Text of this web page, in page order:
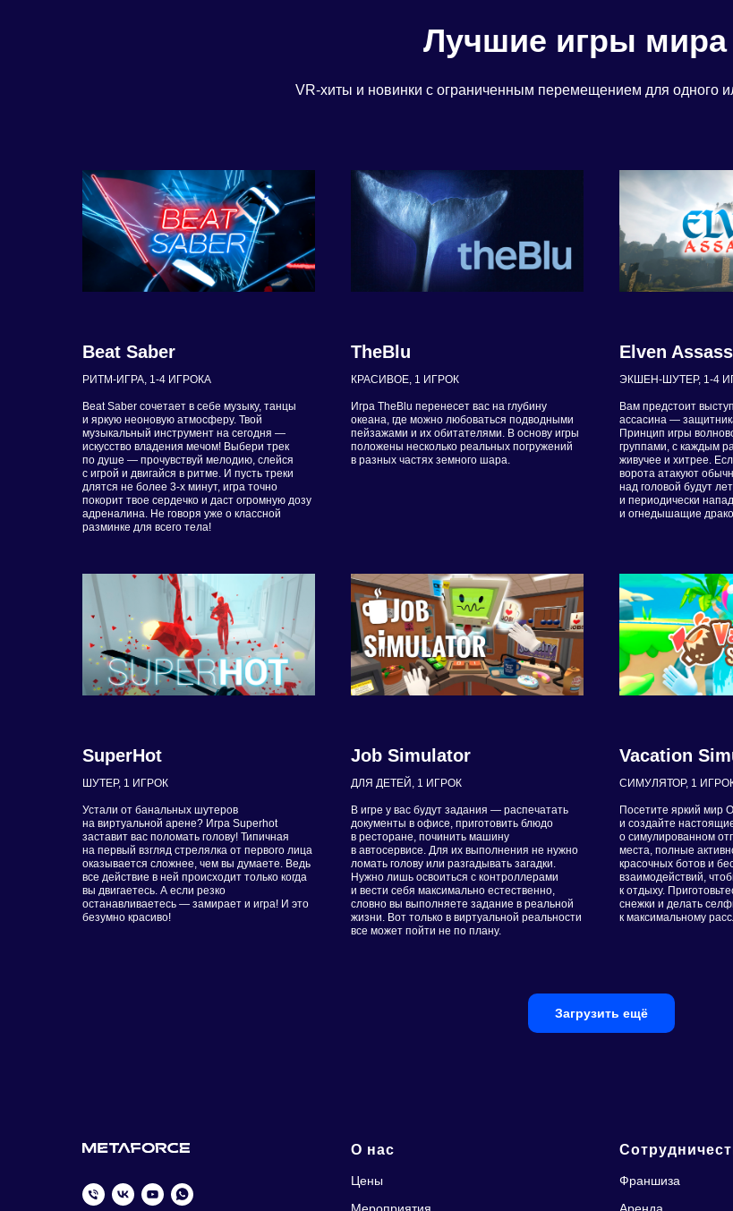
Лучшие игры мира
VR-хиты и новинки с ограниченным перемещением для одного
Beat Saber
РИТМ-ИГРА, 1-4 ИГРОКA
Beat Saber сочетает в себе музыку, танцы
и яркую неоновую атмосферу. Твой
музыкальный инструмент на сегодня —
искусство владения мечом! Выбери трек
по душе — прочувствуй мелодию, слейся
с игрой и двигайся в ритме. И пусть треки
длятся не более 3-х минут, игра точно
покорит твое сердечко и даст огромную дозу
адреналина. Не говоря уже о классной
разминке для всего тела!
TheBlu
КРАСИВОЕ, 1 ИГРОК
Игра TheBlu перенесет вас на глубину
океана, где можно любоваться подводными
пейзажами и их обитателями. В основу игры
положены несколько реальных погружений
в разных частях земного шара.
Elven
ЭКШЕН-ШУТЕР, 1-4
Вам предстоит
ассасина —
Принцип игры
группами, с каждым
живучее и хитрее.
ворота атакуют
над головой будут
и периодически
и огнедышащие
SuperHot
ШУТЕР, 1 ИГРОК
Устали от банальных шутеров
на виртуальной арене? Игра Superhot
заставит вас поломать голову! Типичная
на первый взгляд стрелялка от первого лица
оказывается сложнее, чем вы думаете. Ведь
все действие в ней происходит только когда
вы двигаетесь. А если резко
останавливаетесь — замирает и игра! И это
безумно красиво!
Job Simulator
ДЛЯ ДЕТЕЙ, 1 ИГРОК
В игре у вас будут задания — распечатать
документы в офисе, приготовить блюдо
в ресторане, починить машину
в автосервисе. Для их выполнения не нужно
ломать голову или разгадывать загадки.
Нужно лишь освоиться с контроллерами
и вести себя максимально естественно,
словно вы выполняете задание в реальной
жизни. Вот только в виртуальной реальности
все может пойти не по плану.
Vacation
СИМУЛЯТОР, 1
Посетите яркий мир
и создайте
о симулированном
места, полные
красочных ботов и
взаимодействий,
к отдыху.
снежки и делать
к максимальному
Загрузить ещё
О нас
Цены
Франшиза